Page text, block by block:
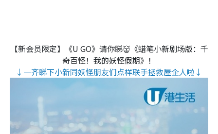
【新会员限定】《U GO》请你睇👹《蜡笔小新剧场版：千
奇百怪！我的妖怪假期》！
↓一齐睇下小新同妖怪朋友们点样联手拯救屋企人啦↓